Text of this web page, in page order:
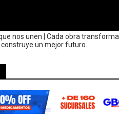
nos unen | Cada obra transforma
construye un mejor futuro.